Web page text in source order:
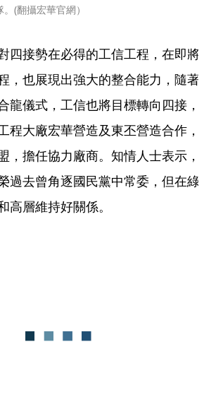
(翻攝宏華官網）
四接勢在必得的工信工程，在即將
，也展現出強大的整合能力，隨著
龍儀式，工信也將目標轉向四接，
程大廠宏華營造及東丕營造合作，
，擔任協力廠商。知情人士表示，
過去曾角逐國民黨中常委，但在綠
高層維持好關係。